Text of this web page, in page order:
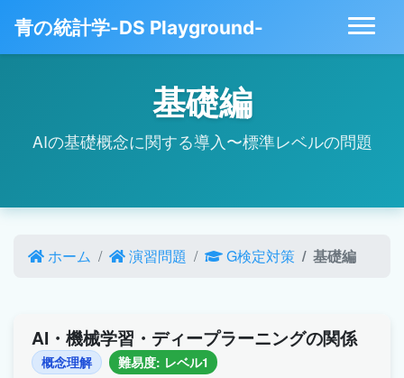
青の統計学-DS Playground-
基礎編
AIの基礎概念に関する導入〜標準レベルの問題
ホーム 演習問題 G検定対策 基礎編
AI・機械学習・ディープラーニングの関係
概念理解 難易度: レベル1